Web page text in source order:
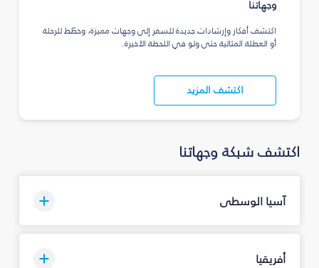
وجهاتنا
اكتشف أفكار وإرشادات جديدة للسفر إلى وجهات مميزة، وخطّط للرحلة
أو العطلة المثالية حتى ولو في اللحظة الأخيرة.
اكتشف المزيد
اكتشف شبكة وجهاتنا
آسيا الوسطى
أفريقيا